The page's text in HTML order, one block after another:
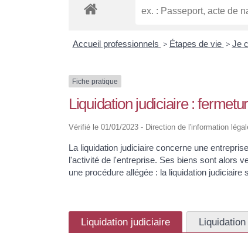
Accueil professionnels > Étapes de vie > Je
Fiche pratique
Liquidation judiciaire :
Vérifié le 01/01/2023 - Direction de l'information
La liquidation judiciaire concerne une
l'activité de l'entreprise. Ses biens sont alors
une procédure allégée : la liquidation judiciaire
Liquidation judiciaire